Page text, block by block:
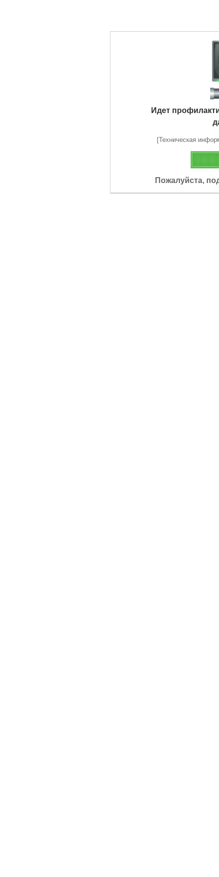
Идет
[Техническая
Пожалуйста,